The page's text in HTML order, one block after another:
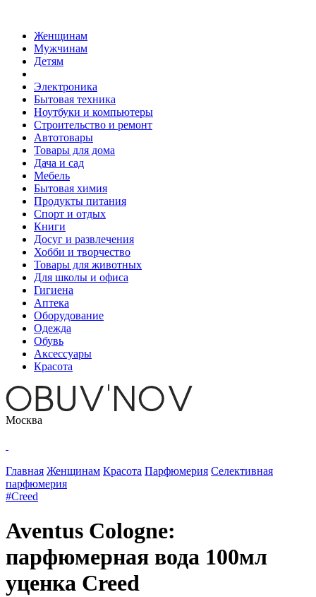
Женщинам
Мужчинам
Детям
Электроника
Бытовая техника
Ноутбуки и компьютеры
Строительство и ремонт
Автотовары
Товары для дома
Дача и сад
Мебель
Бытовая химия
Продукты питания
Спорт и отдых
Книги
Досуг и развлечения
Хобби и творчество
Товары для животных
Для школы и офиса
Гигиена
Аптека
Оборудование
Одежда
Обувь
Аксессуары
Красота
Москва
Главная Женщинам Красота Парфюмерия Селективная
парфюмерия
#Creed
Aventus Cologne:
парфюмерная вода 100мл
уценка Creed